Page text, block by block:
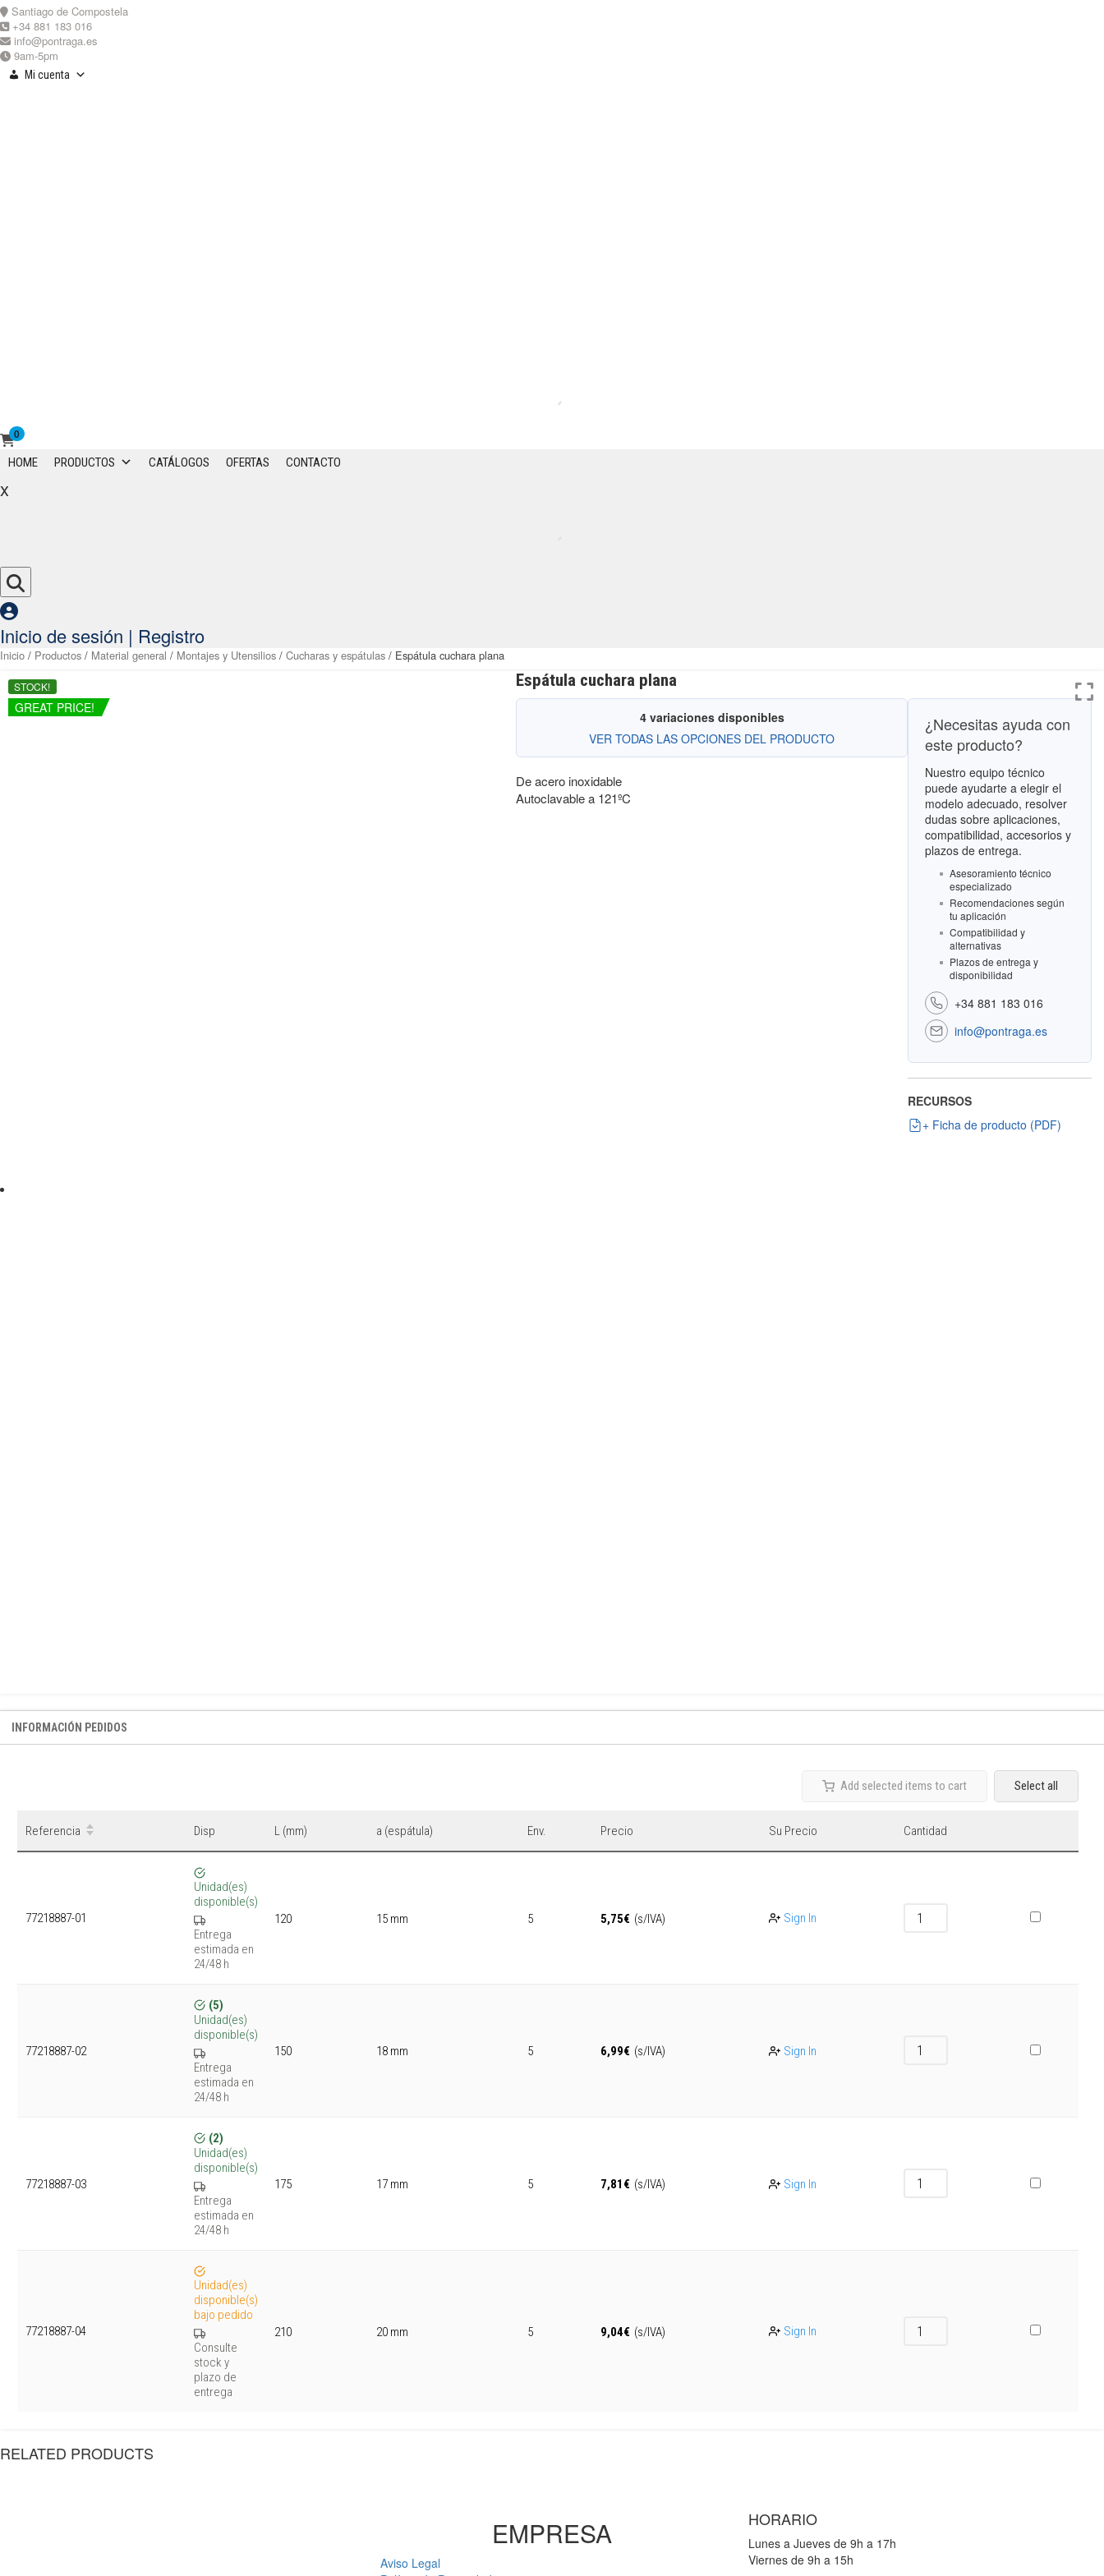
Skip
to
content
Santiago de Compostela
+34 881 183 016
info@pontraga.es
9am-5pm
Mi cuenta
0
Primary
HOME PRODUCTOS CATÁLOGOS OFERTAS CONTACTO
x
Inicio de sesión | Registro
Inicio / Productos / Material general / Montajes y Utensilios / Cucharas y espátulas / Espátula cuchara plana
STOCK!
GREAT PRICE!
Espátula cuchara plana
4 variaciones disponibles
VER TODAS LAS OPCIONES DEL PRODUCTO
De acero inoxidable
Autoclavable a 121ºC
¿Necesitas ayuda con
este producto?
Nuestro equipo técnico
puede ayudarte a elegir el
modelo adecuado, resolver
dudas sobre aplicaciones,
compatibilidad, accesorios y
plazos de entrega.
Asesoramiento técnico
especializado
Recomendaciones según
tu aplicación
Compatibilidad y
alternativas
Plazos de entrega y
disponibilidad
+34 881 183 016
info@pontraga.es
RECURSOS
+ Ficha de producto (PDF)
INFORMACIÓN PEDIDOS
Add selected items to cart Select all
Referencia Disp L (mm) a (espátula) Env. Precio Su Precio Cantidad
77218887-01
Unidad(es)
disponible(s)
Entrega
estimada en
24/48 h
120 15 mm 5 5,75€ (s/IVA) Sign In
77218887-02
(5)
Unidad(es)
disponible(s)
Entrega
estimada en
24/48 h
150 18 mm 5 6,99€ (s/IVA) Sign In
77218887-03
(2)
Unidad(es)
disponible(s)
Entrega
estimada en
24/48 h
175 17 mm 5 7,81 € (s/IVA) Sign In
77218887-04
Unidad(es)
disponible(s)
bajo pedido
Consulte
stock y
plazo de
entrega
210 20 mm 5 9,04€ (s/IVA) Sign In
RELATED PRODUCTS
EMPRESA
Aviso Legal
HORARIO
Lunes a Jueves de 9h a 17h
Viernes de 9h a 15h